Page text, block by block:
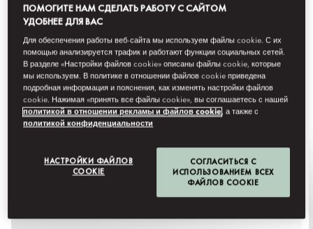
ПОМОГИТЕ НАМ СДЕЛАТЬ РАБОТУ С САЙТОМ
УДОБНЕЕ ДЛЯ ВАС
Для обеспечения работы веб-сайта мы используем файлы cookie. С их
помощью анализируется трафик и работают функции социальных сетей.
В разделе «Настройки файлов cookie» описаны файлы cookie, которые
мы используем. В политике в отношении файлов cookie приведена
подробная информация и пояснения, как изменять настройки файлов
cookie. Нажимая «принять все файлы cookie», вы соглашаетесь с нашей
политикой в отношении рекламы и файлов cookie, а также с
политикой конфиденциальности
НАСТРОЙКИ ФАЙЛОВ
COOKIE
СОГЛАСИТЬСЯ С
ИСПОЛЬЗОВАНИЕМ ВСЕХ
ФАЙЛОВ COOKIE